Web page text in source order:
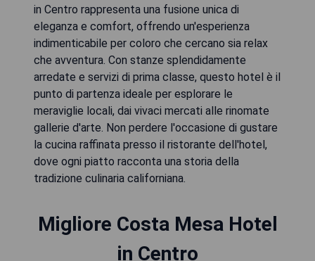
in Centro rappresenta una fusione unica di
eleganza e comfort, offrendo un'esperienza
indimenticabile per coloro che cercano sia relax
che avventura. Con stanze splendidamente
arredate e servizi di prima classe, questo hotel è il
punto di partenza ideale per esplorare le
meraviglie locali, dai vivaci mercati alle rinomate
gallerie d'arte. Non perdere l'occasione di gustare
la cucina raffinata presso il ristorante dell'hotel,
dove ogni piatto racconta una storia della
tradizione culinaria californiana.
Migliore Costa Mesa Hotel
in Centro